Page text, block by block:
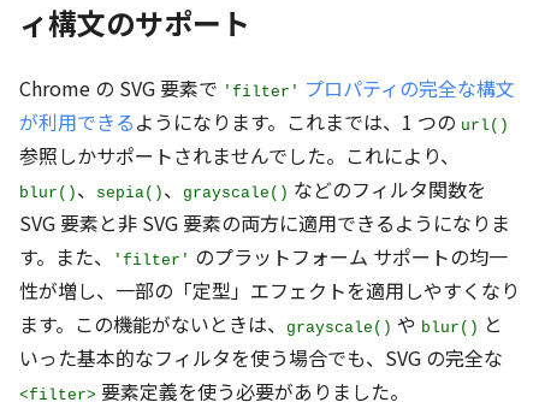
ィ構文のサポート
Chrome の SVG 要素で 'filter' プロパティの完全な構文
が利用できるようになります。これまでは、1 つの url()
参照しかサポートされませんでした。これにより、
blur() 、 sepia() 、 grayscale() などのフィルタ関数を
SVG 要素と非 SVG 要素の両方に適用できるようになりま
す。また、
'filter' のプラットフォーム サポートの均一
性が増し、一部の「定型」エフェクトを適用しやすくなり
ます。この機能がないときは、
grayscale() や blur() と
いった基本的なフィルタを使う場合でも、SVG の完全な
<filter> 要素定義を使う必要がありました。